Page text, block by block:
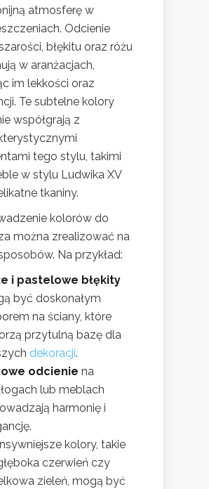
atmosferę w
Odcienie
błękitu oraz różu
w aranżacjach,
im lekkości oraz
Te subtelne kolory
współgrają z
tego stylu, takimi
w stylu Ludwika XV
tkaniny.
kolorów do
można zrealizować na
Na przykład:
i pastelowe błękity
być doskonałym
na ściany, które
przytulną bazę dla
dekoracji.
odcienie na
lub meblach
harmonię i
kolory, takie
czerwień czy
zieleń, mogą być